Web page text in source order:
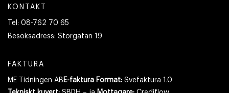
KONTAKT
Tel: 08-762 70 65
Besöksadress: Storgatan 19
FAKTURA
ME Tidningen AB E-faktura Format: Svefaktura 1.0